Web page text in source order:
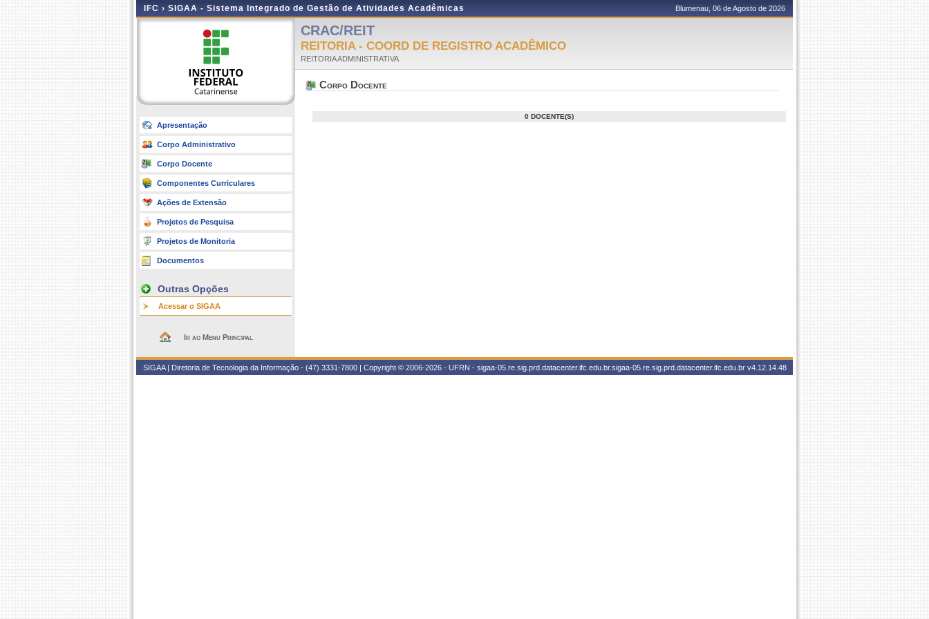
IFC › SIGAA - Sistema Integrado de Gestão de Atividades Acadêmicas Blumenau, 06 de Agosto de 2026
Apresentação
Corpo Administrativo
Corpo Docente
Componentes Curriculares
Ações de Extensão
Projetos de Pesquisa
Projetos de Monitoria
Documentos
Outras Opções
Acessar o SIGAA
Ir ao Menu Principal
CRAC/REIT
REITORIA - COORD DE REGISTRO ACADÊMICO
REITORIA ADMINISTRATIVA
Corpo Docente
0 DOCENTE(S)
SIGAA | Diretoria de Tecnologia da Informação - (47) 3331-7800 | Copyright © 2006-2026 - UFRN - sigaa-05.re.sig.prd.datacenter.ifc.edu.br.sigaa-05.re.sig.prd.datacenter.ifc.edu.br v4.12.14.48